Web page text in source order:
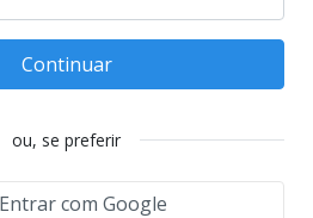
Continuar
ou, se preferir
com Google